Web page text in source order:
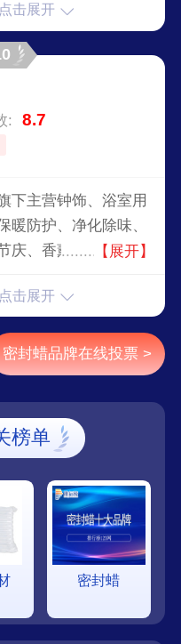
击展开
: 8.7
下主营钟饰、浴室用
暖防护、净化除味、
庆、香薰蜡烛、收纳
【展开】
击展开
密封蜡品牌在线投票 >
榜单
密封蜡